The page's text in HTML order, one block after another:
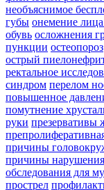
необъяснимое
губы онемение лица
обувь осложнения
пункции остеопороз
острый
ректальное
синдром перелом
повышенное
помутнение
руки презервативы
причины
причины нарушения
обследования для
прострел